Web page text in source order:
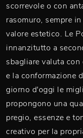
scorrevole o con
rasomuro, sempre
valore estetico. Le
innanzitutto a
sbagliare valuta
e la conformazione
giorno d'oggi le
propongono una
pregio, essenze e
creativo per la